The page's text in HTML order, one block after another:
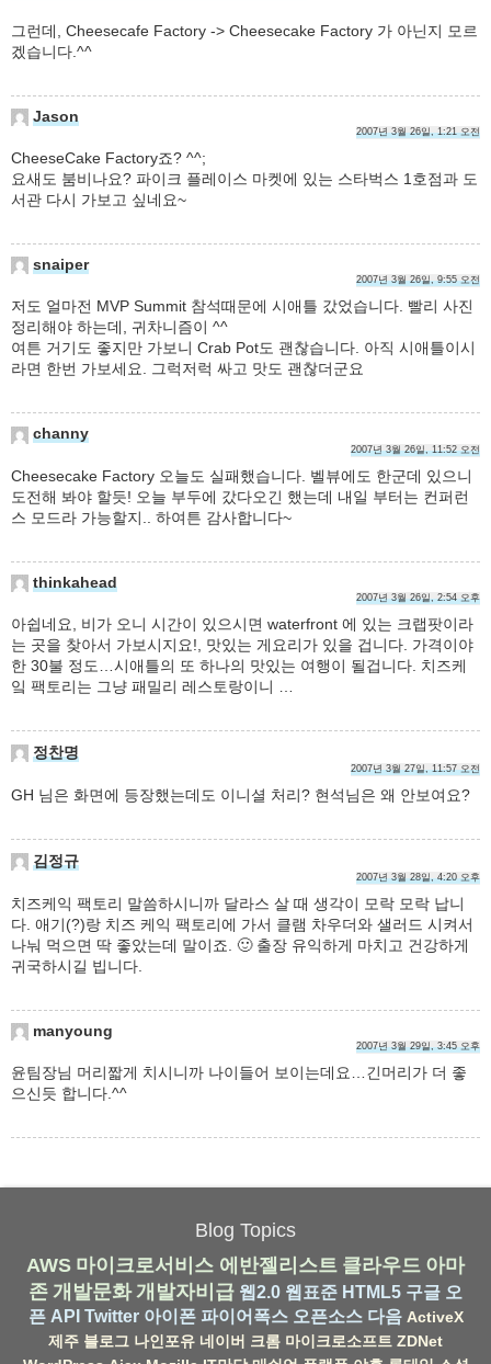
그런데, Cheesecafe Factory -> Cheesecake Factory 가 아닌지 모르
겠습니다.^^
Jason
2007년 3월 26일, 1:21 오전
CheeseCake Factory죠? ^^;
요새도 붐비나요? 파이크 플레이스 마켓에 있는 스타벅스 1호점과 도
서관 다시 가보고 싶네요~
snaiper
2007년 3월 26일, 9:55 오전
저도 얼마전 MVP Summit 참석때문에 시애틀 갔었습니다. 빨리 사진
정리해야 하는데, 귀차니즘이 ^^
여튼 거기도 좋지만 가보니 Crab Pot도 괜찮습니다. 아직 시애틀이시
라면 한번 가보세요. 그럭저럭 싸고 맛도 괜찮더군요
channy
2007년 3월 26일, 11:52 오전
Cheesecake Factory 오늘도 실패했습니다. 벨뷰에도 한군데 있으니
도전해 봐야 할듯! 오늘 부두에 갔다오긴 했는데 내일 부터는 컨퍼런
스 모드라 가능할지.. 하여튼 감사합니다~
thinkahead
2007년 3월 26일, 2:54 오후
아쉽네요, 비가 오니 시간이 있으시면 waterfront 에 있는 크랩팟이라
는 곳을 찾아서 가보시지요!, 맛있는 게요리가 있을 겁니다. 가격이야
한 30불 정도…시애틀의 또 하나의 맛있는 여행이 될겁니다. 치즈케
잌 팩토리는 그냥 패밀리 레스토랑이니 …
정찬명
2007년 3월 27일, 11:57 오전
GH 님은 화면에 등장했는데도 이니셜 처리? 현석님은 왜 안보여요?
김정규
2007년 3월 28일, 4:20 오후
치즈케익 팩토리 말씀하시니까 달라스 살 때 생각이 모락 모락 납니
다. 애기(?)랑 치즈 케익 팩토리에 가서 클램 차우더와 샐러드 시켜서
나눠 먹으면 딱 좋았는데 말이죠. 🙂 출장 유익하게 마치고 건강하게
귀국하시길 빕니다.
manyoung
2007년 3월 29일, 3:45 오후
윤팀장님 머리짧게 치시니까 나이들어 보이는데요…긴머리가 더 좋
으신듯 합니다.^^
Blog Topics
AWS 마이크로서비스 에반젤리스트 클라우드 아마
존 개발문화 개발자비급 웹2.0 웹표준 HTML5 구글 오
픈 API Twitter 아이폰 파이어폭스 오픈소스 다음 ActiveX
제주 블로그 나인포유 네이버 크롬 마이크로소프트 ZDNet